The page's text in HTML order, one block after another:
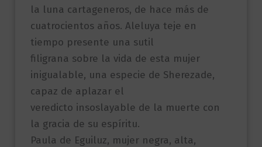
la luna cartageneros, de hace más de
cuatrocientos años. Aleluya teje en
tiempo presente una sutil
filigrana sobre la vida de esta mujer
inigualable, una especie de Sherezade,
capaz de aplazar el
veredicto insoslayable de la muerte con
la gracia de su espíritu.
Paula de Eguiluz, mujer negra, alta,